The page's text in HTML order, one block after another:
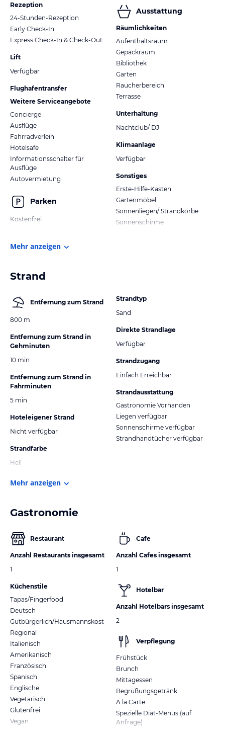
Rezeption
24-Stunden-Rezeption
Early Check-In
Express Check-In & Check-Out
Lift
Verfügbar
Flughafentransfer
Weitere Serviceangebote
Concierge
Ausflüge
Fahrradverleih
Hotelsafe
Informationsschalter für
Ausflüge
Autovermietung
Parken
Kostenfrei
Ausstattung
Räumlichkeiten
Aufenthaltsraum
Gepäckraum
Bibliothek
Garten
Raucherbereich
Terrasse
Unterhaltung
Nachtclub/ DJ
Klimaanlage
Verfügbar
Sonstiges
Erste-Hilfe-Kasten
Gartenmöbel
Sonnenliegen/ Strandkörbe
Sonnenschirme
Mehr anzeigen
Strand
Entfernung zum Strand
800 m
Entfernung zum Strand in
Gehminuten
10 min
Entfernung zum Strand in
Fahrminuten
5 min
Hoteleigener Strand
Nicht verfügbar
Strandfarbe
Hell
Strandtyp
Sand
Direkte Strandlage
Verfügbar
Strandzugang
Einfach Erreichbar
Strandausstattung
Gastronomie Vorhanden
Liegen verfügbar
Sonnenschirme verfügbar
Strandhandtücher verfügbar
Mehr anzeigen
Gastronomie
Restaurant
Anzahl Restaurants insgesamt
1
Küchenstile
Tapas/Fingerfood
Deutsch
Gutbürgerlich/Hausmannskost
Regional
Italienisch
Amerikanisch
Französisch
Spanisch
Englische
Vegetarisch
Glutenfrei
Vegan
Cafe
Anzahl Cafes insgesamt
1
Hotelbar
Anzahl Hotelbars insgesamt
2
Verpflegung
Frühstück
Brunch
Mittagessen
Begrüßungsgetränk
A la Carte
Spezielle Diät-Menüs (auf
Anfrage)